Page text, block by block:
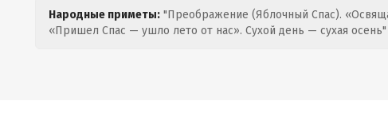
Народные приметы: "Преображение (Яблочный Спас).
«Пришел Спас — ушло лето от нас». Сухой день — сухая осень"